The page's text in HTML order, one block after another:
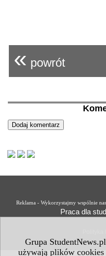
Grupa
używają plików
« powrót
Reklama - Wykorzystajmy wspólnie
Praca dla